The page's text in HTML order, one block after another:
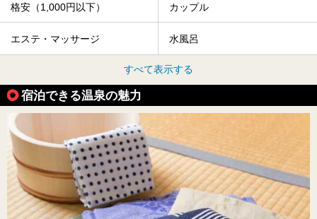
格安（1,000円以下） カップル
エステ・マッサージ 水風呂
すべて表示する
宿泊できる温泉の魅力